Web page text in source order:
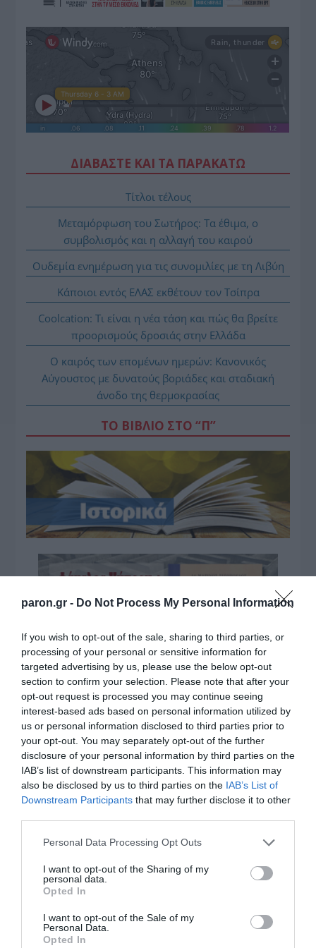
paron.gr - Do Not Process My Personal Information
If you wish to opt-out of the sale, sharing to third parties, or
processing of your personal or sensitive information for
targeted advertising by us, please use the below opt-out
section to confirm your selection. Please note that after your
opt-out request is processed you may continue seeing
interest-based ads based on personal information utilized by
us or personal information disclosed to third parties prior to
your opt-out. You may separately opt-out of the further
disclosure of your personal information by third parties on the
IAB’s list of downstream participants. This information may
also be disclosed by us to third parties on the IAB’s List of
Downstream Participants that may further disclose it to other
Please note that this website/app uses one or more Google
not limited to your visit or usage behaviour. You may click to
grant or deny consent to Google and its third-party tags to
use your data for below specified purposes in below Google
consent section.
Personal Data Processing Opt Outs
I want to opt-out of the Sharing of my
personal data.
Opted In
I want to opt-out of the Sale of my
Personal Data.
Opted In
ΔΙΑΒΑΣΤΕ ΚΑΙ ΤΑ ΠΑΡΑΚΑΤΩ
Τίτλοι τέλους
Μεταμόρφωση του Σωτήρος: Τα έθιμα, ο
συμβολισμός και η αλλαγή του καιρού
Ουδεμία ενημέρωση για τις συνομιλίες με τη Λιβύη
Κάποιοι εντός ΕΛΑΣ εκθέτουν τον Τσίπρα
Coolcation: Τι είναι η νέα τάση και πώς θα βρείτε
προορισμούς δροσιάς στην Ελλάδα
Ο καιρός των επομένων ημερών: Κανονικός
Αύγουστος με δυνατούς βοριάδες και σταδιακή
άνοδο της θερμοκρασίας
ΤΟ ΒΙΒΛΙΟ ΣΤΟ “Π”